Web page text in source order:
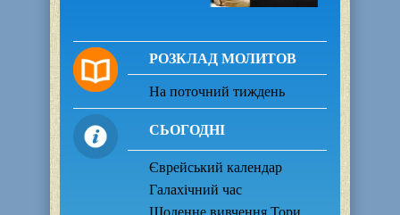
РОЗКЛАД МОЛИТОВ
На поточний тиждень
СЬОГОДНІ
Єврейський календар
Галахічний час
Щоденне вивчення Тори